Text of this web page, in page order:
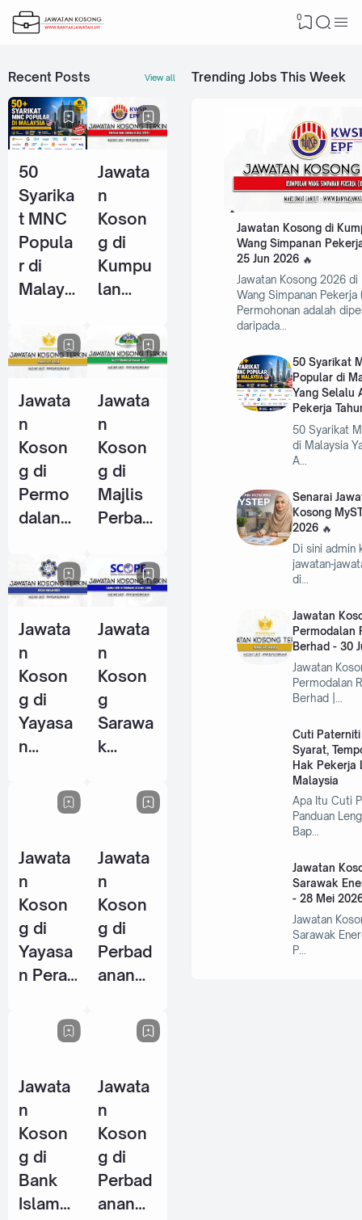
0
Recent Posts View all
50
Syarika
t MNC
Popula
r di
Malays
Selalu
Ambil
Tahun
2026
Jawata
n
Koson
g di
Kumpu
lan
Simpan
an
(KWSP)
- 25
Jun
2026
Jawata
n
Koson
g di
Permo
dalan
Berhad
- 30
2026
Jawata
n
Koson
g di
Majlis
Perban
Kemam
an
4 Jun
2026
Jawata
n
Koson
g di
Yayasa
n
n Johor
2026
Jawata
n
Koson
g
Sarawa
k
Perfor
Excelle
nce
(SCOP
E) - 15
Jun
2026
Jawata
n
Koson
g di
Yayasa
n Perak
Jawata
n
Koson
g di
Perbad
anan
Selang
or - 5
2026
Jawata
n
Koson
g di
Bank
Islam
Jawata
n
Koson
g di
Perbad
anan
Trending Jobs This Week
Jawatan Kosong di
Wang Simpanan
25 Jun 2026
Jawatan Kosong 2026 di
Wang Simpanan Pekerja
Permohonan adalah
daripada…
50 Syarikat
Popular di
Yang Selalu
Pekerja
50 Syarikat
di Malaysia
A…
Senarai
Kosong
2026
Di sini admin
jawatan-
di…
Jawatan
Permodalan
Berhad - 30
Jawatan
Permodalan
Cuti
Syarat,
Hak Pekerja
Malaysia
Apa Itu Cuti
Panduan
Bap…
Jawatan
Sarawak
- 28 Mei
Jawatan
Sarawak
P…